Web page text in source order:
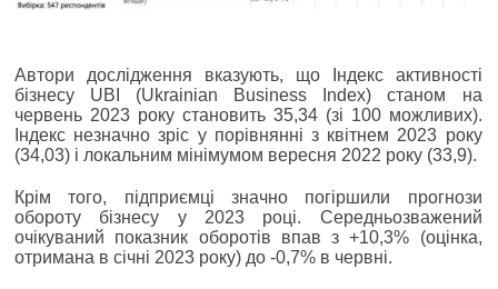
Автори дослідження вказують, що Індекс активності
бізнесу UBI (Ukrainian Business Index) станом на
червень 2023 року становить 35,34 (зі 100 можливих).
Індекс незначно зріс у порівнянні з квітнем 2023 року
(34,03) і локальним мінімумом вересня 2022 року (33,9).
Крім того, підприємці значно погіршили прогнози
обороту бізнесу у 2023 році. Середньозважений
очікуваний показник оборотів впав з +10,3% (оцінка,
отримана в січні 2023 року) до -0,7% в червні.